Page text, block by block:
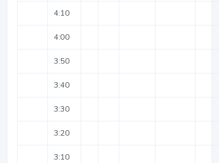
4:10
4:00
3:50
3:40
3:30
3:20
3:10